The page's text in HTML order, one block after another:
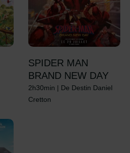
SPIDER MAN
BRAND NEW DAY
2h30min | De Destin Daniel
Cretton